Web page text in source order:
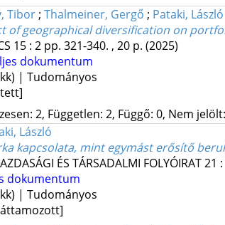
Tibor; Thalmeiner, Gergő ; Pataki, László
of geographical diversification on
15: 2 pp. 321-340. , 20 p. (2025)
dokumentum
| Tudományos
2, Független: 2, Függő: 0, Nem
László
kapcsolata, mint egymást erősítő
ÉS TÁRSADALMI FOLYÓIRAT21 :
dokumentum
| Tudományos